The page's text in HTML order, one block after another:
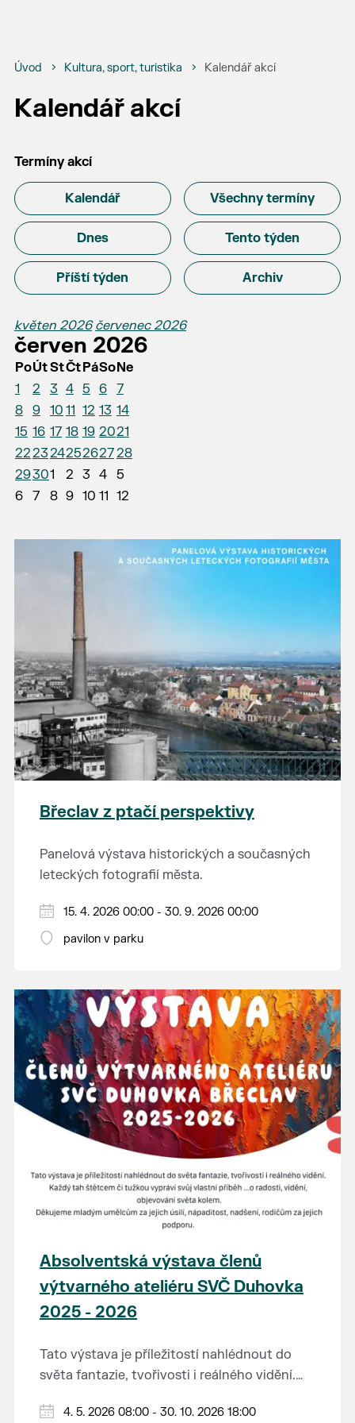
Úvod Kultura, sport, turistika Kalendář akcí
Kalendář akcí
Termíny akcí
Kalendář Všechny termíny
Dnes Tento týden
Příští týden Archiv
květen 2026 červenec 2026
červen 2026
PoÚtStČtPáSoNe
1
2 3 4 5 6
7
8
9 10 11 12 13 14
15 16 17 18 19 2021
22232425262728
29301 2 3 4
5
6
7 8 9 10 11 12
Břeclav z ptačí perspektivy
Panelová výstava historických a současných
leteckých fotografií města.
15. 4. 2026 00:00 - 30. 9. 2026 00:00
pavilon v parku
Absolventská výstava členů
výtvarného ateliéru SVČ Duhovka
2025 - 2026
Tato výstava je příležitostí nahlédnout do
světa fantazie, tvořivosti i reálného vidění.
vlastní příběh... o radosti, vidění, objevování
Děkujeme mladým umělcům za jejich úsilí,
4. 5. 2026 08:00 - 30. 10. 2026 18:00